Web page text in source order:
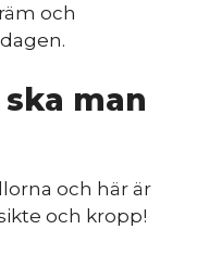
och
man
och här är
och kropp!